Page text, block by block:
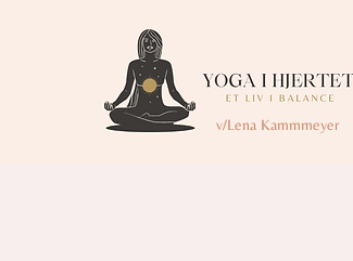
v/Lena Kammmeyer